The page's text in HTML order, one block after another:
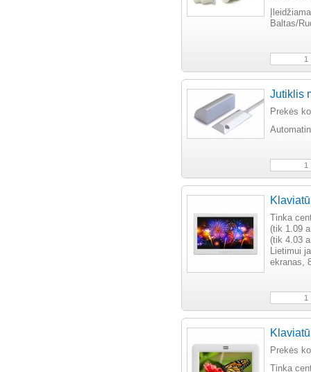
Baltas/
Jutiklis
Prekės
Tinka
(tik 1.09
(tik 4.03
Lietimui
ekranas,
Prekės
Tinka